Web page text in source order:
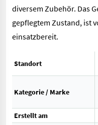
diversem Zubehör. Das
gepflegtem Zustand, ist
einsatzbereit.
Standort
Kategorie / Marke
Erstellt am